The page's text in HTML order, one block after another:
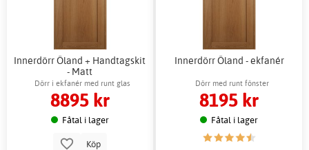
Innerdörr Öland + Handtagskit
- Matt
Dörr i ekfanér med runt glas
8895 kr
Fåtal i lager
Köp
Innerdörr Öland - ekfanér
Dörr med runt fönster
8195 kr
Fåtal i lager